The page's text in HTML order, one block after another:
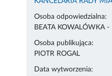
Osoba odpowiedzialna:
BEATA KOWALÓWKA -
Osoba publikująca:
PIOTR ROGAL
Data wytworzenia: